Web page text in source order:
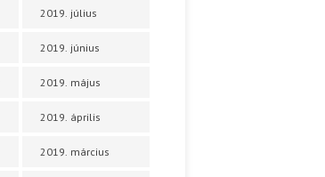
2019. július
2019. június
2019. május
2019. április
2019. március